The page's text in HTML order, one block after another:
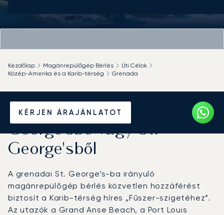
KÉRJEN ÁRAJÁNLATOT
Kezdőlap Magánrepülőgép Bérlés
Úti Célok
Közép-Amerika és a Karib-térség
Grenada
Béreljen magánrepülőt St.
George'sbe vagy St.
George'sből
A grenadai St. George’s-ba irányuló
magánrepülőgép bérlés közvetlen hozzáférést
biztosít a Karib-térség híres „Fűszer-szigetéhez”.
Az utazók a Grand Anse Beach, a Port Louis